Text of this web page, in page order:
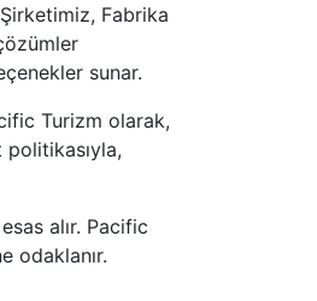
Fabrika
sunar.
Turizm olarak,
alır. Pacific
odaklanır.